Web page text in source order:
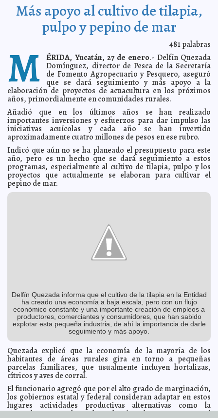
2013-01-29 20:26:40 México se puede perder por desconfianza de sus
Franz de J. Fortuny Loret de Mola
2013-01-29 13:15:45 No habrá impunidad en el caso de las luminarias
A7
2013-01-29 07:18:08 Multan a Bachoco y Pollo Industrializado de México Mari
Tere Menéndez Monforte
2013-01-29 07:14:12 Gobernador de Campeche llama a estrechar amistad
con Cuba A7
2013-01-29 07:09:25 Sangrienta riña entre 'Pelones' y 'Zetas' en la cárcel de
Cancún
2013-01-29 07:07:29 Quintanarroenses homenajean al poeta Miguel Barnet
A7
2013-01-29 07:03:04 Volaris vuelve a Mérida Mari Tere Menéndez Monforte
2013-01-29 07:01:00 ABC Leasing cambiará las 82,000 luminarias A7
2013-01-29 06:59:00 Casi 20% de estudiantes, propensos a trastornos
alimentarios Mari Tere Menéndez Monforte
2013-01-29 06:57:04 Admite la Comuna que cortó árboles indebidamente
2013-01-29 06:50:03 Ayuntamiento previene adicción a cigarro y alcohol A7
Prohíbe el Gobierno del Estado cobro de cuotas
Identifican a sanguinario predador marino
¿De qué está hecha una hamburguesa?
2013-01-29 06:35:12 Por qué los estudiantes finlandeses son tan buenos A7
2013-01-29 06:30:34 Hija de Laura Bozzo posa en Playboy Mari Tere Menéndez
Monforte
2013-01-29 06:28:21 Abdica la reina Beatriz de Holanda A7
2013-01-29 06:25:15 Sicarios ultimaron a músicos de Kombo Kolombia A7
2013-01-29 06:23:02 Presidente del IFAI recibirá condecoración del
gobierno francés Mari Tere Menéndez Monforte
2013-01-29 06:20:55 Llegó Calderón a Harvard A7
2013-01-29 06:16:56 Sólo López Obrador rebasó el tope de campaña
Mari Tere
Menéndez Monforte
2013-01-29 06:14:29 Despierta polémica tren de alta velocidad británico
Más apoyo al cultivo de tilapia,
pulpo y pepino de mar
481palabras
M ÉRIDA, Yucatán, 27 de enero.- Delfín Quezada
Domínguez, director de Pesca de la Secretaría
de Fomento Agropecuario y Pesquero, aseguró
que se dará seguimiento y más apoyo a la
elaboración de proyectos de acuacultura en los próximos
años, primordialmente en comunidades rurales.
Añadió que en los últimos años se han realizado
importantes inversiones y esfuerzos para dar impulso las
iniciativas acuícolas y cada año se han invertido
aproximadamente cuatro millones de pesos en ese rubro.
Indicó que aún no se ha planeado el presupuesto para este
año, pero es un hecho que se dará seguimiento a estos
programas, especialmente al cultivo de tilapia, pulpo y los
proyectos que actualmente se elaboran para cultivar el
pepino de mar.
Delfín Quezada informa que el cultivo de la tilapia en la Entidad
ha creado una economía a baja escala, pero con un flujo
económico constante y una importante creación de empleos a
productores, comerciantes y consumidores, que han sabido
explotar esta pequeña industria, de ahí la importancia de darle
seguimiento y más apoyo.
Quezada explicó que la economía de la mayoría de los
habitantes de áreas rurales gira en torno a pequeñas
parcelas familiares, que usualmente incluyen hortalizas,
cítricos y aves de corral.
El funcionario agregó que por el alto grado de marginación,
los gobiernos estatal y federal consideran adaptar en estos
lugares actividades productivas alternativas como la
acuacultura, para lo cual emplearían el Programa para el